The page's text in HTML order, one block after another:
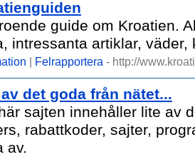
guide om Kroatien.
intressanta artiklar,
| Felrapportera - http://
det goda från nätet...
sajten innehåller lite av
rabattkoder, sajter,
av.